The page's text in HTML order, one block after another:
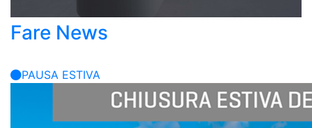
Fare News
PAUSA ESTIVA